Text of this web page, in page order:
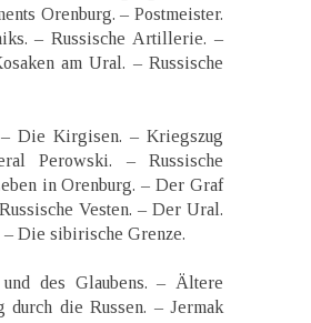
Orenburg. – Postmeister.
– Russische Artillerie. –
am Ural. – Russische
– Die Kirgisen. – Kriegszug
Perowski. – Russische
in Orenburg. – Der Graf
Vesten. – Der Ural.
– Die sibirische Grenze.
des Glaubens. – Ältere
durch die Russen. – Jermak